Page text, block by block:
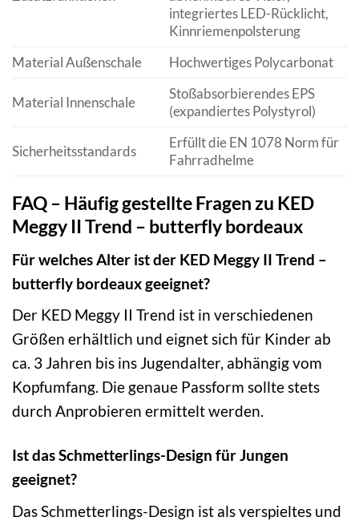
integriertes LED-Rücklicht,
Kinnriemenpolsterung
Material Außenschale
Hochwertiges Polycarbonat
Material Innenschale
Stoßabsorbierendes EPS
(expandiertes Polystyrol)
Sicherheitsstandards
Erfüllt die EN 1078 Norm für
Fahrradhelme
FAQ – Häufig gestellte Fragen zu KED
Meggy II Trend – butterfly bordeaux
Für welches Alter ist der KED Meggy II Trend –
butterfly bordeaux geeignet?
Der KED Meggy II Trend ist in verschiedenen
Größen erhältlich und eignet sich für Kinder ab
ca. 3 Jahren bis ins Jugendalter, abhängig vom
Kopfumfang. Die genaue Passform sollte stets
durch Anprobieren ermittelt werden.
Ist das Schmetterlings-Design für Jungen
geeignet?
Das Schmetterlings-Design ist als verspieltes und